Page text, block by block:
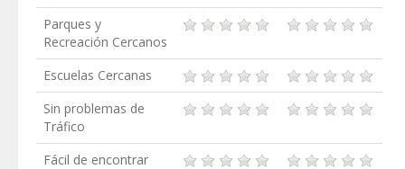
Parques y
Recreación Cercanos
Escuelas Cercanas
Sin problemas de
Tráfico
Fácil de encontrar